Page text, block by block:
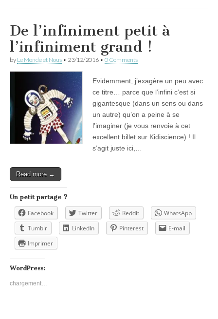
De l’infiniment petit à
l’infiniment grand !
by Le Monde et Nous • 23/12/2016 • 0 Comments
Evidemment, j’exagère un peu avec
ce titre… parce que l’infini c’est si
gigantesque (dans un sens ou dans
un autre) qu’on a peine à se
l’imaginer (je vous renvoie à cet
excellent billet sur Kidiscience) ! Il
s’agit juste ici,…
Read more →
Un petit partage ?
Facebook Twitter Reddit
WhatsApp
Tumblr
LinkedIn Pinterest
E-mail
Imprimer
WordPress:
chargement…